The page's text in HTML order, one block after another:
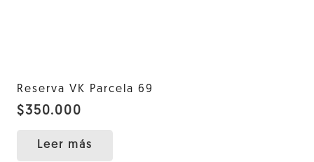
Reserva VK Parcela 69
$350.000
Leer más